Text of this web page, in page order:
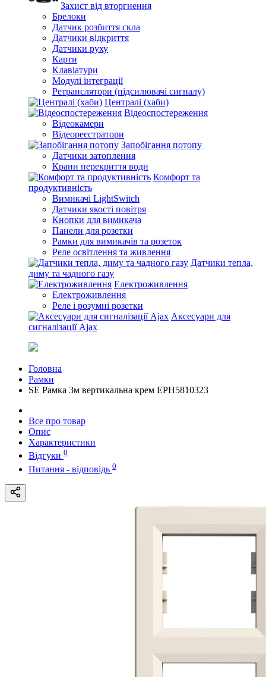
Захист від вторгнення
Брелоки
Датчик розбиття скла
Датчики відкриття
Датчики руху
Карти
Клавіатури
Модулі інтеграції
Ретранслятори (підсилювачі сигналу)
Централі (хаби)
Відеоспостереження
Відеокамери
Відеореєстратори
Запобігання потопу
Датчики затоплення
Крани перекриття води
Комфорт та
продуктивність
Вимикачі LightSwitch
Датчики якості повітря
Кнопки для вимикача
Панели для розетки
Рамки для вимикачів та розеток
Реле освітлення та живлення
Датчики тепла,
диму та чадного газу
Електроживлення
Електроживлення
Реле і розумні розетки
Аксесуари для
сигналізації Ajax
Головна
Рамки
SE Рамка 3м вертикальна крем EPH5810323
Все про товар
Опис
Характеристики
Відгуки 0
Питання - відповідь 0